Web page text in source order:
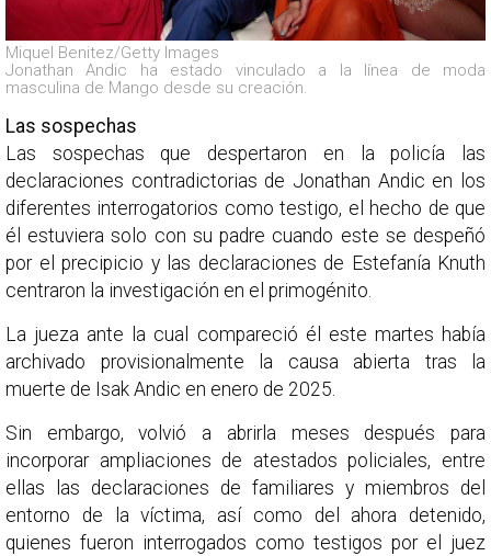
Miquel Benitez/Getty Images
Jonathan Andic ha estado vinculado a la línea de moda
masculina de Mango desde su creación.
Las sospechas
Las sospechas que despertaron en la policía las
declaraciones contradictorias de Jonathan Andic en los
diferentes interrogatorios como testigo, el hecho de que
él estuviera solo con su padre cuando este se despeñó
por el precipicio y las declaraciones de Estefanía Knuth
centraron la investigación en el primogénito.
La jueza ante la cual compareció él este martes había
archivado provisionalmente la causa abierta tras la
muerte de Isak Andic en enero de 2025.
Sin embargo, volvió a abrirla meses después para
incorporar ampliaciones de atestados policiales, entre
ellas las declaraciones de familiares y miembros del
entorno de la víctima, así como del ahora detenido,
quienes fueron interrogados como testigos por el juez